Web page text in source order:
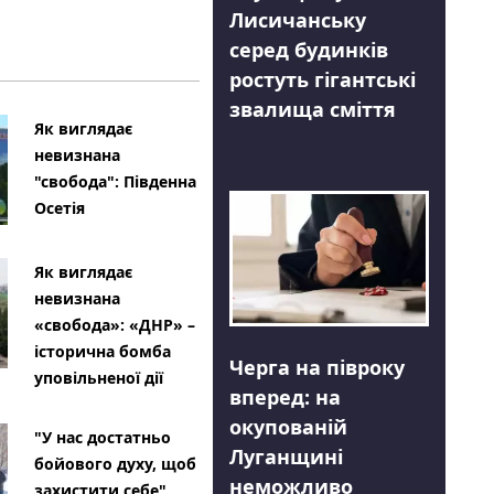
Як виглядає
невизнана
"свобода": Південна
Осетія
Як виглядає
невизнана
«свобода»: «ДНР» –
історична бомба
уповільненої дії
"У нас достатньо
бойового духу, щоб
Лисичанську
серед будинків
ростуть гігантські
звалища сміття
Черга на півроку
вперед: на
окупованій
Луганщині
неможливо